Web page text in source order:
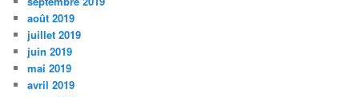
août 2019
juillet 2019
juin 2019
mai 2019
avril 2019